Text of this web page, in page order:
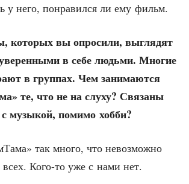
у него, понра­вил­ся ли ему фильм.
вы опро­си­ли, выгля­дят
в себе людь­ми. Мно­гие
в груп­пах. Чем зани­ма­ют­ся
те, что не на слу­ху? Свя­за­ны
музы­кой, поми­мо хобби?
так мно­го, что невоз­мож­но
всех. Кого-то уже с нами нет.